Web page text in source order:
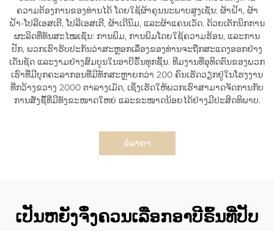
ຄວາມຕ້ອງການຂອງທ່ານໄດ້ ໂດຍໃຊ້ຜ້າຄຸນນະພາບສູງເຊັ່ນ: ຜ້າຝ້າ, ຜ້າ
ຝ້າ-ໂປລີເອສເຕີ, ໂປລີເອສເຕີ, ຜ້າເດີນິມ, ແລະຜ້າແຄນເວັດ. ດ້ວຍເຕັກນິກການ
ຜະລິດທີ່ທັນສະໄໝເຊັ່ນ: ການພິມ, ການພິມໂດຍໃຊ້ຄວາມຮ້ອນ, ແລະການ
ປັກ, ພວກເຮົາຮັບປະກັນວ່າສະຫຼອກເລື່ອງຂອງທ່ານຈະຖືກສະແດງອອກຢ່າງ
ເດັ່ນຊັດ ແລະງາມຢ່າງສົມບູນໃນອາບີຣົ້ນທຸກຊິ້ນ. ທີມງານທີ່ອຸທິດຕົນຂອງພວກ
ເຮົາທີ່ມີບຸກຄະລາກອນທີ່ມີທັກສະຫຼາຍກວ່າ 200 ຄົນເຮັດວຽກຢູ່ໃນໂຮງງານ
ທີ່ກວ້າງຂວາງ 2000 ຕາລາງເມັດ, ເຊິ່ງເຮັດໃຫ້ພວກເຮົາສາມາດຈັດການກັບ
ການສັ່ງຊື້ທີ່ມີທັງຂະໜາດໃຫຍ່ ແລະຂະໜາດນ້ອຍໄດ້ຢ່າງມີປະສິດທິພາບ.
ຂໍລາຄາ
ເປັນຫຍັງຈຶ່ງຄວນເລືອກອາບີຣົ້ນທີ່ປັບ